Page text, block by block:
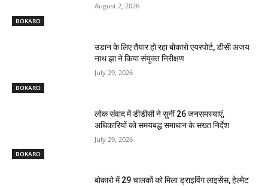
BOKARO
August 2, 2026
BOKARO
उड़ान के लिए तैयार हो रहा बोकारो एयरपोर्ट, डीसी अजय
नाथ झा ने किया संयुक्त निरीक्षण
July 29, 2026
BOKARO
लोक संवाद में डीडीसी ने सुनीं 26 जनसमस्याएं,
अधिकारियों को समयबद्ध समाधान के सख्त निर्देश
July 29, 2026
बोकारो में 29 चालकों को मिला ड्राइविंग लाइसेंस, हेल्मेट